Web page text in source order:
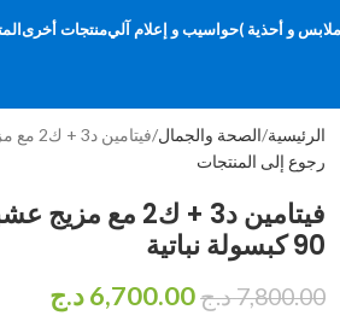
حواسيب و إعلام آليمنتجات أخرى
الرئيسية الصحة والجمال فيتامين د3 + ك2 مع مزيج عشبي وبروبيوتيك 5000 وحدة دولية، 90 كبسولة نباتية
رجوع إلى المنتجات
90 كبسولة نباتية
7,800.00د.ج6,700.00د.ج